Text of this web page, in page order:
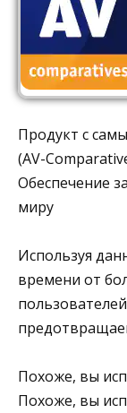
Продукт с
(AV-
Обеспечение
миру
Используя
времени от
Похоже, вы
Похоже, вы